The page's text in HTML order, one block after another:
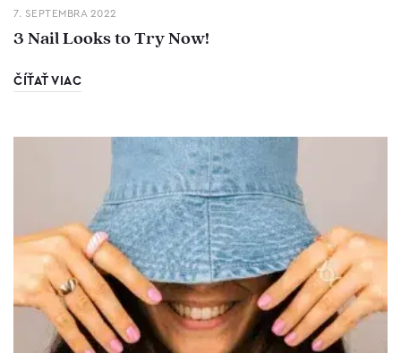
7. SEPTEMBRA 2022
3 Nail Looks to Try Now!
ČÍŤAŤ VIAC